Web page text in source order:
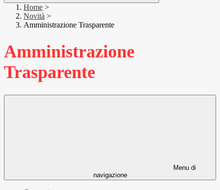
Home >
Novità >
Amministrazione Trasparente
Amministrazione
Trasparente
Menu di
navigazione